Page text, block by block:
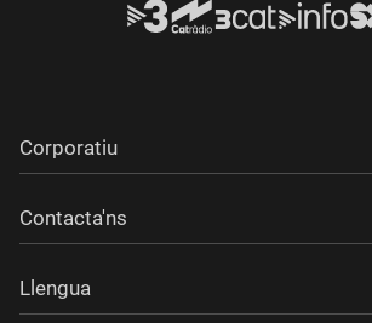
Corporatiu
Contacta'ns
Llengua